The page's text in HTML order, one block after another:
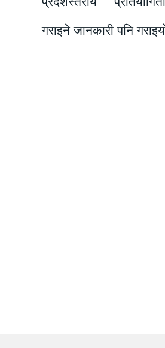
गराइने जानकारी पनि